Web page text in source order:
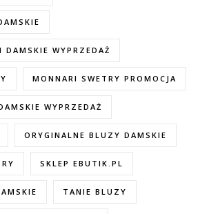
WYPRZEDAŻ
MONNARI SWETRY PROMOCJA
WYPRZEDAŻ
ORYGINALNE BLUZY DAMSKIE
SKLEP EBUTIK.PL
TANIE BLUZY